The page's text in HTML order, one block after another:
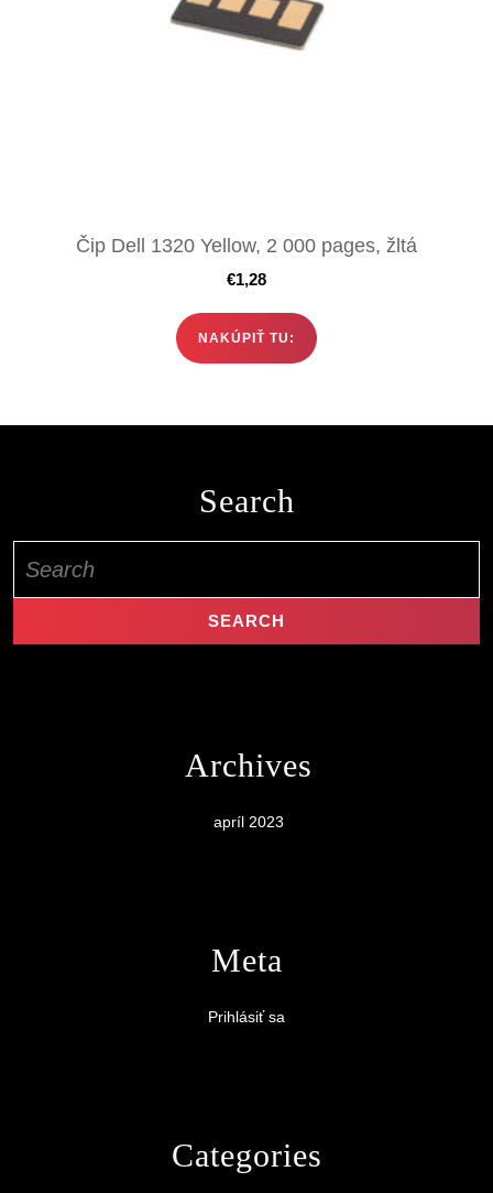
Čip Dell 1320 Yellow, 2 000 pages, žltá
€1,28
NAKÚPIŤ TU:
Search
for:
Archives
apríl 2023
Meta
Prihlásiť sa
Categories